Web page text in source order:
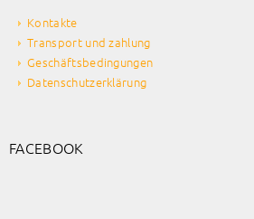
Kontakte
Transport und zahlung
Geschäftsbedingungen
Datenschutzerklärung
FACEBOOK